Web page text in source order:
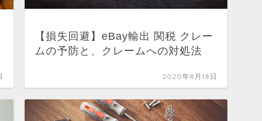
【損失回避】eBay輸出 関税 クレー
ムの予防と、クレームへの対処法
2020年8月18日